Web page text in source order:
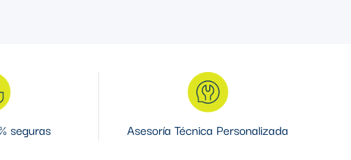
seguras Asesoría Técnica Personalizada